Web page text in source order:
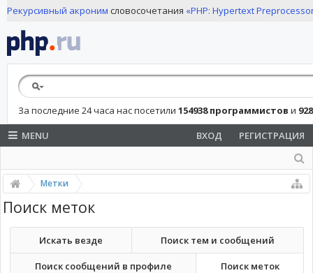
Рекурсивный акроним словосочетания «PHP: Hypertext
За последние 24 часа нас посетили 154938 программистов и
MENU
ВХОД РЕГИСТРАЦИЯ
Метки
Поиск меток
Искать везде Поиск тем и сообщений
Поиск сообщений в профиле Поиск меток